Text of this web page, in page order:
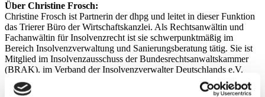
Über Christine Frosch:
Christine Frosch ist Partnerin der dhpg und leitet in dieser Funktion
das Trierer Büro der Wirtschaftskanzlei. Als Rechtsanwältin und
Fachanwältin für Insolvenzrecht ist sie schwerpunktmäßig im
Bereich Insolvenzverwaltung und Sanierungsberatung tätig. Sie ist
Mitglied im Insolvenzausschuss der Bundesrechtsanwaltskammer
(BRAK), im Verband der Insolvenzverwalter Deutschlands e.V.
(VID) und im Arbeitskreis für Insolvenzwesen Köln e.V. Sie ist
Gründungs- u. Vorstandsmitglied des Forum Insolvenzrecht Trier